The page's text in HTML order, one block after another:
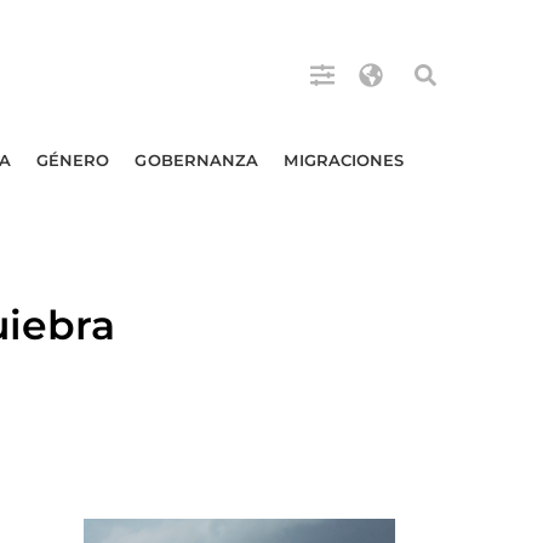
GÉNERO GOBERNANZA MIGRACIONES